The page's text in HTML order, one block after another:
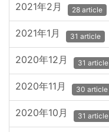
2021年2月 28 article
2021年1月 31 article
2020年12月 31 article
2020年11月 30 article
2020年10月 31 article